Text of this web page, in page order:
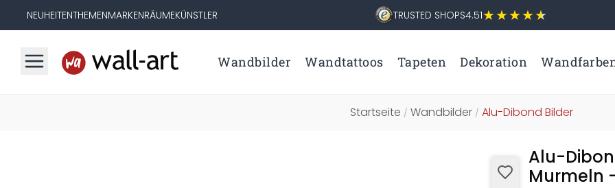
NEUHEITENTHEMENMARKENRÄUMEKÜNSTLER TRUSTED SHOPS4.51
Wandbilder Wandtattoos Tapeten Dekoration
Startseite / Wandbilder/ Alu-Dibond Bilder
Alu-
Murmeln